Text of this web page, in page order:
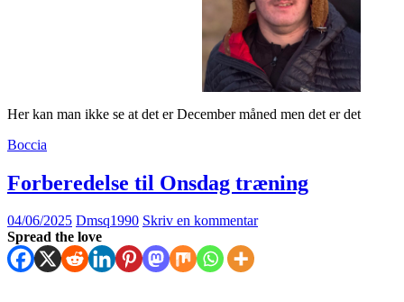
Her kan man ikke se at det er December måned men det er det
Boccia
Forberedelse til Onsdag træning
04/06/2025 Dmsq1990 Skriv en kommentar
Spread the love